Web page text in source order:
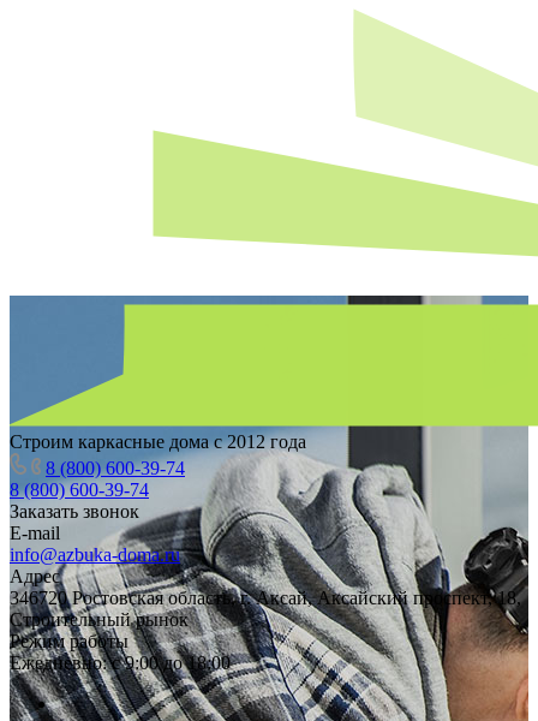
Строим каркасные дома с 2012 года
8 (800) 600-39-74
8 (800) 600-39-74
Заказать звонок
E-mail
info@azbuka-doma.ru
Адрес
346720 Ростовская область, г. Аксай, Аксайский проспект, 18,
Строительный рынок
Режим работы
Ежедневно: с 9:00 до 18:00